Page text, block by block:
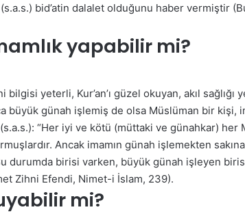
bid’atin dalalet olduğunu haber vermiştir
yapabilir mi?
yeterli, Kur’an’ı güzel okuyan, akıl
büyük günah işlemiş de olsa Müslüman bir kişi,
“Her iyi ve kötü (müttaki ve günahkar) her
Ancak imamın günah işlemekten
durumda birisi varken, büyük günah işleyen
Zihni Efendi, Nimet-i İslam, 239).
mi?